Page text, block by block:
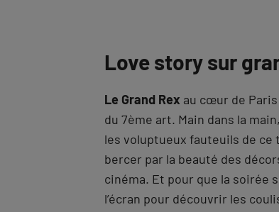
Love story sur
Le Grand Rex au cœur de
du 7ème art. Main dans la
les voluptueux fauteuils de ce
bercer par la beauté des
cinéma. Et pour que la soirée
l’écran pour découvrir les